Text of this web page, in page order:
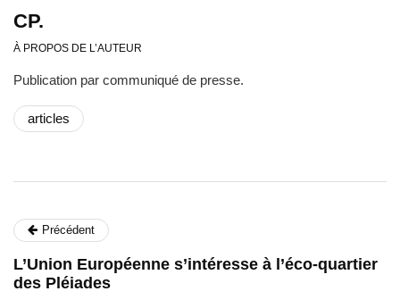
CP.
À PROPOS DE L’AUTEUR
Publication par communiqué de presse.
articles
Précédent
L’Union Européenne s’intéresse à l’éco-quartier
des Pléiades